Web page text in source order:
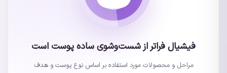
فیشیال فراتر از شست‌وشوی ساده پوست است
مراحل و محصولات مورد استفاده بر اساس نوع پوست و هدف